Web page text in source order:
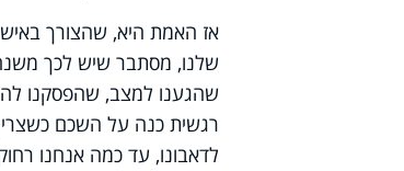
אז האמת היא, שהצורך
שלנו, מסתבר שיש לכך
שהגענו למצב, שהפסקנו
רגשית כנה על השכם
לדאבונו, עד כמה אנחנו